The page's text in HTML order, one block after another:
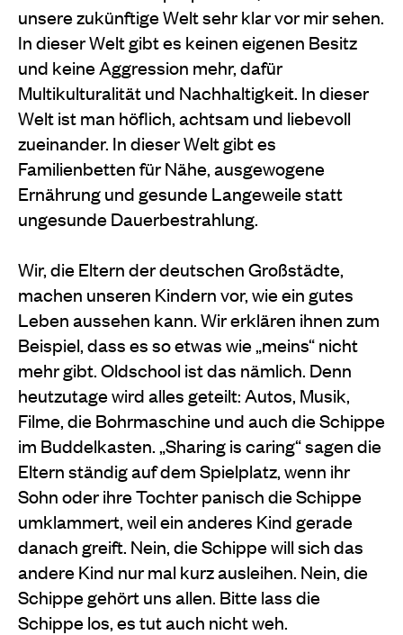
unsere zukünftige Welt sehr klar vor mir sehen.
In dieser Welt gibt es keinen eigenen Besitz
und keine Aggression mehr, dafür
Multikulturalität und Nachhaltigkeit. In dieser
Welt ist man höflich, achtsam und liebevoll
zueinander. In dieser Welt gibt es
Familienbetten für Nähe, ausgewogene
Ernährung und gesunde Langeweile statt
ungesunde Dauerbestrahlung.
Wir, die Eltern der deutschen Großstädte,
machen unseren Kindern vor, wie ein gutes
Leben aussehen kann. Wir erklären ihnen zum
Beispiel, dass es so etwas wie „meins“ nicht
mehr gibt. Oldschool ist das nämlich. Denn
heutzutage wird alles geteilt: Autos, Musik,
Filme, die Bohrmaschine und auch die Schippe
im Buddelkasten. „Sharing is caring“ sagen die
Eltern ständig auf dem Spielplatz, wenn ihr
Sohn oder ihre Tochter panisch die Schippe
umklammert, weil ein anderes Kind gerade
danach greift. Nein, die Schippe will sich das
andere Kind nur mal kurz ausleihen. Nein, die
Schippe gehört uns allen. Bitte lass die
Schippe los, es tut auch nicht weh.